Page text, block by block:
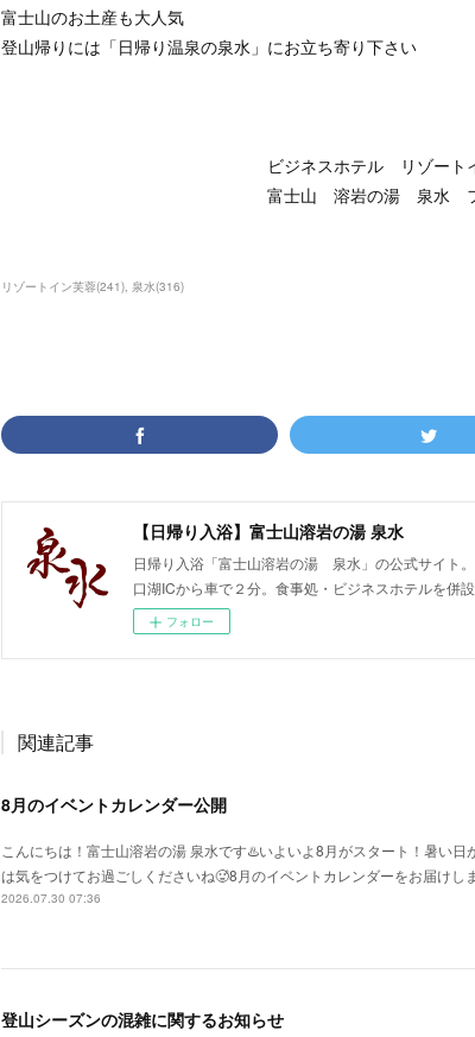
富士山のお土産も大人気
登山帰りには「日帰り温泉の泉水」にお立ち寄り下さい
ビジネスホテル リゾートイン
富士山 溶岩の湯 泉水 フロン
リゾートイン芙蓉(241) 泉水(316)
【日帰り入浴】富士山溶岩の湯 泉水
日帰り入浴「富士山溶岩の湯 泉水」の公式サイト
口湖ICから車で２分。食事処・ビジネスホテルを併
フォロー
関連記事
8月のイベントカレンダー公開
こんにちは！富士山溶岩の湯 泉水です♨️いよいよ8月がスタート！暑い日
は気をつけてお過ごしくださいね🥵8月のイベントカレンダーをお届け
2026.07.30 07:36
登山シーズンの混雑に関するお知らせ